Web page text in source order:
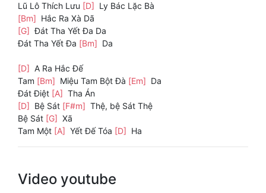
Lũ Lô Thích Lưu [D] Ly Bác Lặc Bà
[Bm] Hắc Ra Xà Dã
[G] Đát Tha Yết Đa Da
Đát Tha Yết Đa [Bm] Da
[D] A Ra Hắc Đế
Tam [Bm] Miệu Tam Bột Đà [Em] Da
Đát Điệt [A] Tha Án
[D] Bệ Sát [F#m] Thệ, bệ Sát Thệ
Bệ Sát [G] Xã
Tam Một [A] Yết Đế Tóa [D] Ha
Video youtube